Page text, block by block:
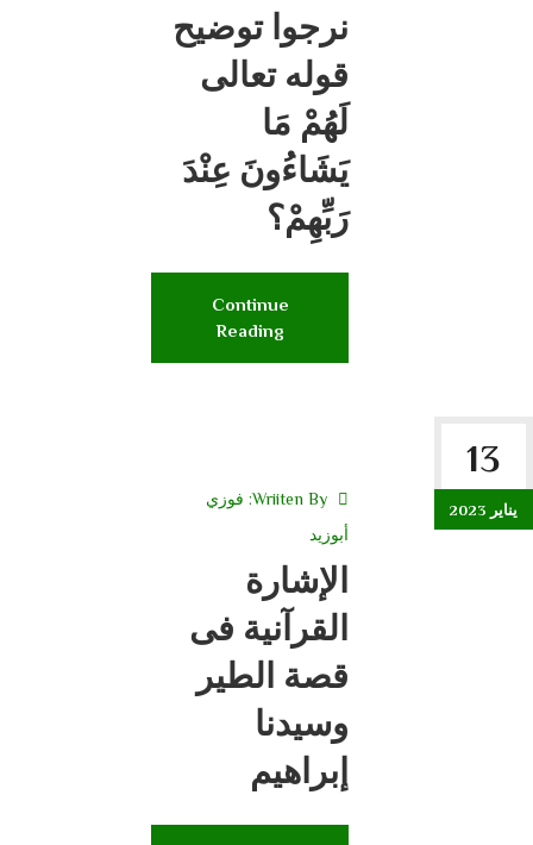
نرجوا توضيح
قوله تعالى
لَهُمْ مَا
يَشَاءُونَ عِنْدَ
رَبِّهِمْ؟
Continue
Reading
13
يناير 2023
Wriiten By: فوزي
أبوزيد
الإشارة
القرآنية فى
قصة الطير
وسيدنا
إبراهيم